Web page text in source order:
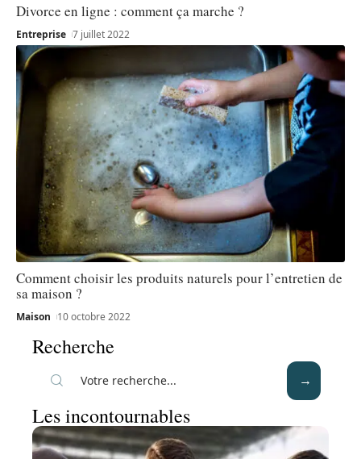
Divorce en ligne : comment ça marche ?
Entreprise 7 juillet 2022
Comment choisir les produits naturels pour l’entretien de
sa maison ?
Maison 10 octobre 2022
Recherche
Les incontournables